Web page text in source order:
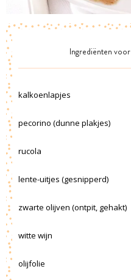
Ingrediënten voor
kalkoenlapjes
pecorino (dunne plakjes)
rucola
lente-uitjes (gesnipperd)
zwarte olijven (ontpit, gehakt)
witte wijn
olijfolie